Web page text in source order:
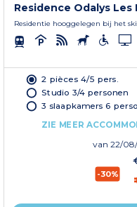
Residence Odalys
Residentie hooggelegen bij het
2 pièces 4/5 pers.
Studio 3/4 personen
3 slaapkamers 6
ZIE MEER
van 22/
-30%